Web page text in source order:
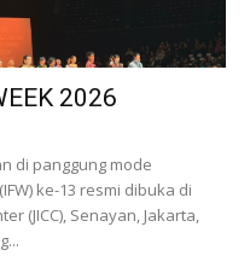
2026
di panggung mode
ke-13 resmi dibuka di
(JICC), Senayan, Jakarta,